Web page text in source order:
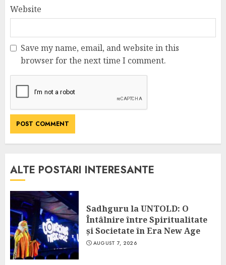
Website
Save my name, email, and website in this
browser for the next time I comment.
ALTE POSTARI INTERESANTE
Sadhguru la UNTOLD: O
Întâlnire între Spiritualitate
și Societate în Era New Age
AUGUST 7, 2026